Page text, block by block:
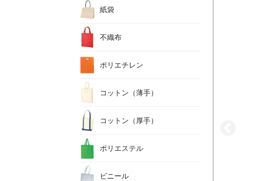
紙袋
不織布
ポリエチレン
コットン（薄手）
コットン（厚手）
ポリエステル
ビニール